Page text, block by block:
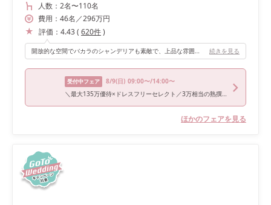
人数： 2名〜110名
費用： 46名 ／296万円
評価： 4.43( 620件)
開放的な空間でバカラのシャンデリアも素敵で、上品な雰囲気でした。 続きを見る
受付中フェア 8/9(日) 09:00〜/14:00〜
＼最大135万優待×ドレスフリーセレクト／3万相当の熟撰和牛＆オマール海老試食×教会口コミ1位の独立型チャペル
ほかのフェアを見る